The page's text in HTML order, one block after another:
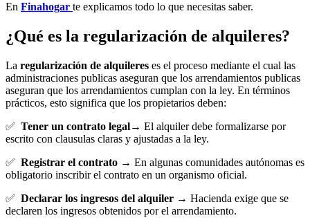
En Finahogar te explicamos todo lo que necesitas saber.
¿Qué es la regularización de alquileres?
La regularización de alquileres es el proceso mediante el cual las
administraciones publicas aseguran que los arrendamientos publicas
aseguran que los arrendamientos cumplan con la ley. En términos
prácticos, esto significa que los propietarios deben:
✅ Tener un contrato legal→ El alquiler debe formalizarse por
escrito con clausulas claras y ajustadas a la ley.
✅ Registrar el contrato → En algunas comunidades autónomas es
obligatorio inscribir el contrato en un organismo oficial.
✅ Declarar los ingresos del alquiler → Hacienda exige que se
declaren los ingresos obtenidos por el arrendamiento.